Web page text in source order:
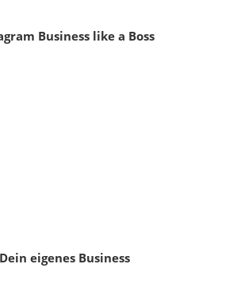
Business like a Boss
Dein eigenes Business